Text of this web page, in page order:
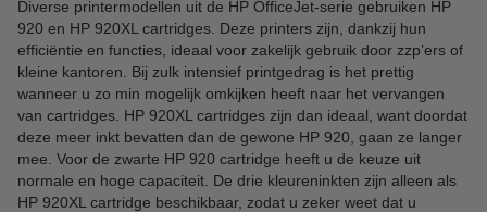
Diverse printermodellen uit de HP OfficeJet-serie gebruiken HP
920 en HP 920XL cartridges. Deze printers zijn, dankzij hun
efficiëntie en functies, ideaal voor zakelijk gebruik door zzp’ers of
kleine kantoren. Bij zulk intensief printgedrag is het prettig
wanneer u zo min mogelijk omkijken heeft naar het vervangen
van cartridges. HP 920XL cartridges zijn dan ideaal, want doordat
deze meer inkt bevatten dan de gewone HP 920, gaan ze langer
mee. Voor de zwarte HP 920 cartridge heeft u de keuze uit
normale en hoge capaciteit. De drie kleureninkten zijn alleen als
HP 920XL cartridge beschikbaar, zodat u zeker weet dat u